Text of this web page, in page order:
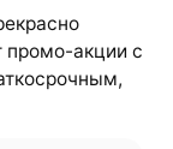
промо-акции с